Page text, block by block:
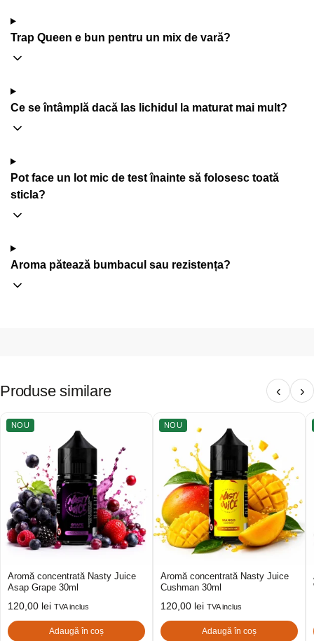
Trap Queen e bun pentru un mix de vară?
Ce se întâmplă dacă las lichidul la maturat mai mult?
Pot face un lot mic de test înainte să folosesc toată
sticla?
Aroma pătează bumbacul sau rezistența?
Produse similare ‹ ›
NOU
Aromă concentrată Nasty Juice
Asap Grape 30ml
120,00 lei TVA inclus
Adaugă în coș
NOU
Aromă concentrată Nasty Juice
Cushman 30ml
120,00 lei TVA inclus
Adaugă în coș